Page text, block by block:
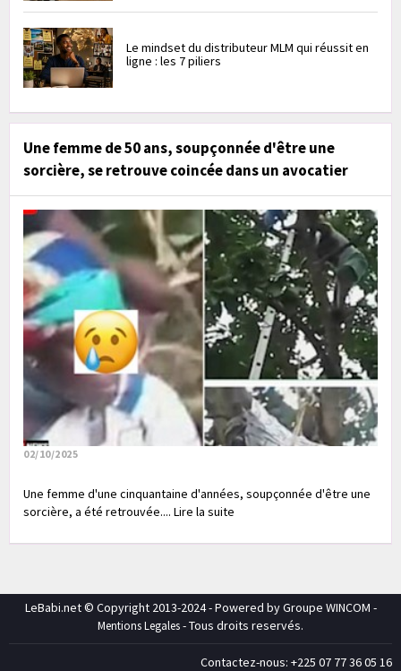
Le mindset du distributeur MLM qui réussit en
ligne : les 7 piliers
Une femme de 50 ans, soupçonnée d'être une
sorcière, se retrouve coincée dans un avocatier
02/10/2025
Une femme d'une cinquantaine d'années, soupçonnée d'être une
sorcière, a été retrouvée.... Lire la suite
LeBabi.net © Copyright 2013-2024 - Powered by Groupe WINCOM -
Mentions Legales- Tous droits reservés.
Contactez-nous: +225 07 77 36 05 16